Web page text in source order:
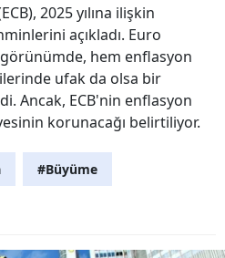
2025 yılına ilişkin
açıkladı. Euro
hem enflasyon
ufak da olsa bir
Ancak, ECB'nin enflasyon
korunacağı belirtiliyor.
#Büyüme